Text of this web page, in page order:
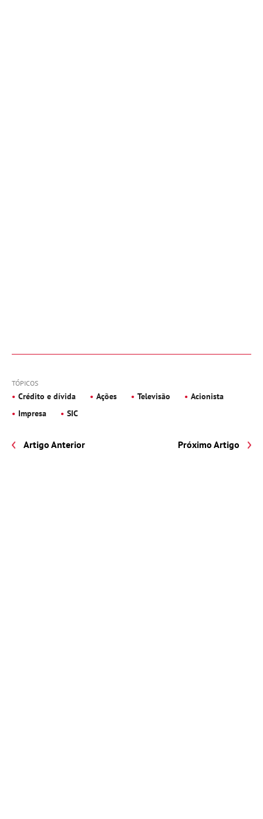
TÓPICOS
Crédito e dívida Ações Televisão
Acionista
Impresa
SIC
Artigo Anterior Próximo Artigo